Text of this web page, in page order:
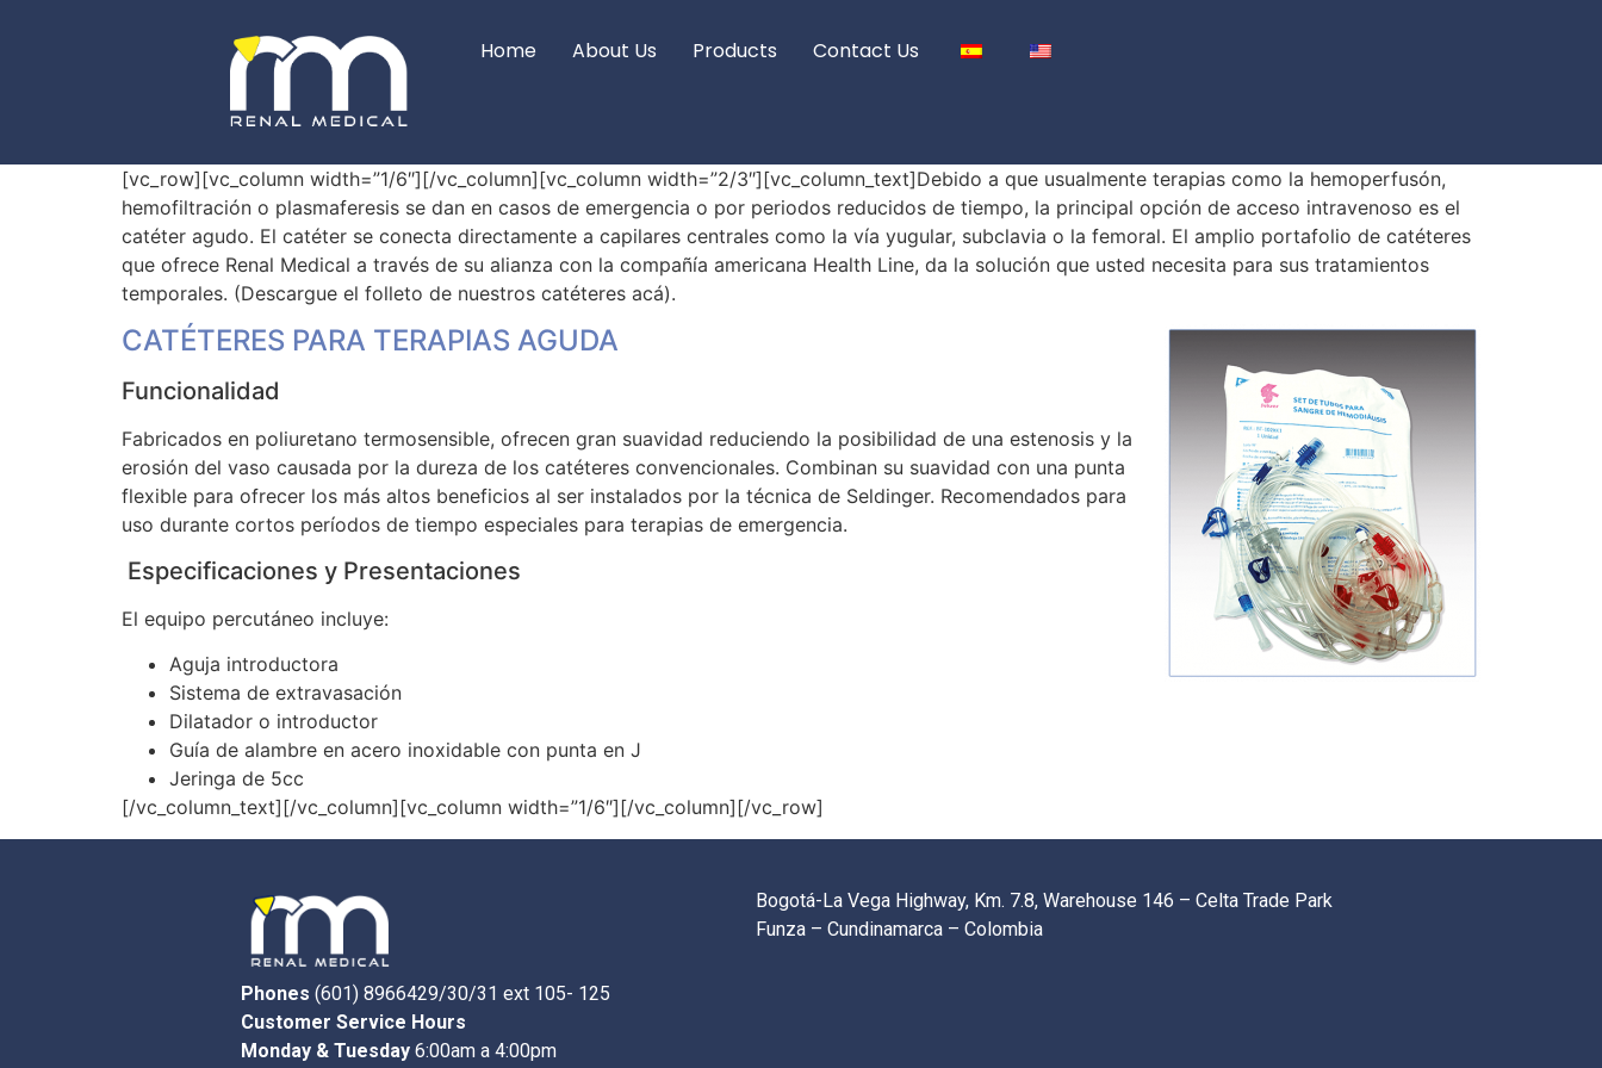
Home About Us Products Contact Us
[vc_row][vc_column width=”1/6″][/vc_column][vc_column width=”2/3″][vc_column_text]Debido a que usualmente terapias como la hemoperfusón,
hemofiltración o plasmaferesis se dan en casos de emergencia o por periodos reducidos de tiempo, la principal opción de acceso intravenoso es el
catéter agudo. El catéter se conecta directamente a capilares centrales como la vía yugular, subclavia o la femoral. El amplio portafolio de catéteres
que ofrece Renal Medical a través de su alianza con la compañía americana Health Line, da la solución que usted necesita para sus tratamientos
temporales. (Descargue el folleto de nuestros catéteres acá).
CATÉTERES PARA TERAPIAS AGUDA
Funcionalidad
Fabricados en poliuretano termosensible, ofrecen gran suavidad reduciendo la posibilidad de una estenosis y la
erosión del vaso causada por la dureza de los catéteres convencionales. Combinan su suavidad con una punta
flexible para ofrecer los más altos beneficios al ser instalados por la técnica de Seldinger. Recomendados para
uso durante cortos períodos de tiempo especiales para terapias de emergencia.
Especificaciones y Presentaciones
El equipo percutáneo incluye:
Aguja introductora
Sistema de extravasación
Dilatador o introductor
Guía de alambre en acero inoxidable con punta en J
Jeringa de 5cc
[/vc_column_text][/vc_column][vc_column width=”1/6″][/vc_column][/vc_row]
Bogotá-La Vega Highway, Km. 7.8, Warehouse 146 – Celta Trade Park
Funza – Cundinamarca – Colombia
Phones (601) 8966429/30/31 ext 105- 125
Customer Service Hours
Monday & Tuesday6:00am a 4:00pm